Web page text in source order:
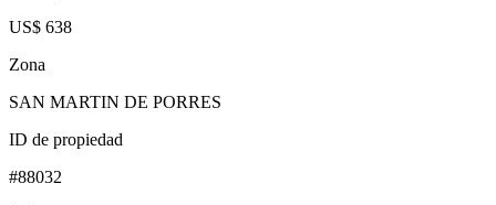
US$ 638
Zona
SAN MARTIN DE PORRES
ID de propiedad
#88032